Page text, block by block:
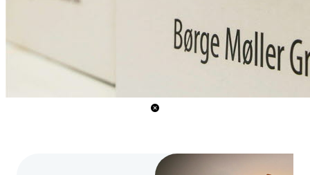
bedre kontrol og
mulighed for at bruge
strømmen mere
strategisk.